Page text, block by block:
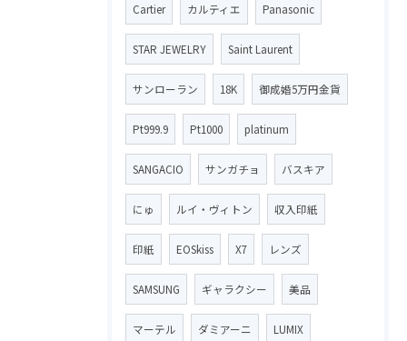
Cartier カルティエ Panasonic
STAR JEWELRY Saint Laurent
サンローラン 18K 御成婚5万円金貨
Pt999.9 Pt1000 platinum
SANGACIO サンガチョ バスキア
にゅ ルイ・ヴィトン 収入印紙
印紙 EOSkiss X7 レンズ
SAMSUNG ギャラクシー 美品
マーテル ダミアーニ LUMIX